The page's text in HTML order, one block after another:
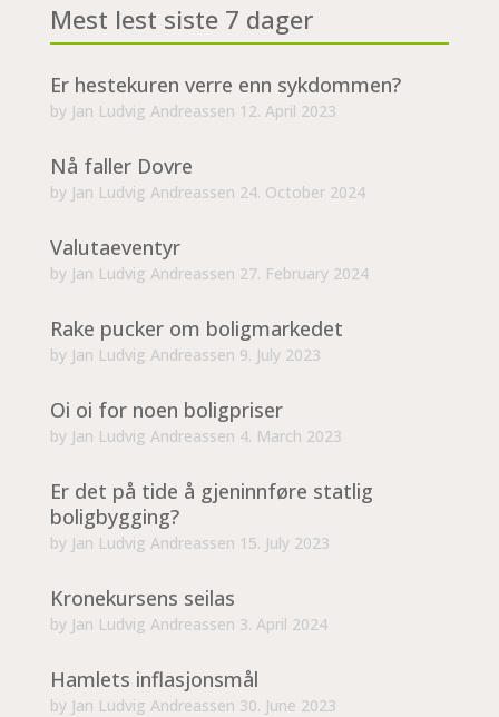
Mest lest siste 7 dager
Er hestekuren verre enn sykdommen?
by Jan Ludvig Andreassen 12. April 2023
Nå faller Dovre
by Jan Ludvig Andreassen 24. October 2024
Valutaeventyr
by Jan Ludvig Andreassen 27. February 2024
Rake pucker om boligmarkedet
by Jan Ludvig Andreassen 9. July 2023
Oi oi for noen boligpriser
by Jan Ludvig Andreassen 4. March 2023
Er det på tide å gjeninnføre statlig
boligbygging?
by Jan Ludvig Andreassen 15. July 2023
Kronekursens seilas
by Jan Ludvig Andreassen 3. April 2024
Hamlets inflasjonsmål
by Jan Ludvig Andreassen 30. June 2023